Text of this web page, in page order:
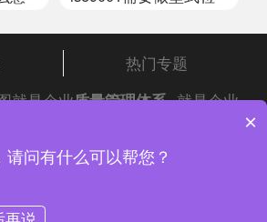
热门专题
就是企业质量管理体系 ,就是企业
保证书,保证生产的产品质量持续
证 版权所有 Copyright © 2022
号
×
问有什么可以帮您？